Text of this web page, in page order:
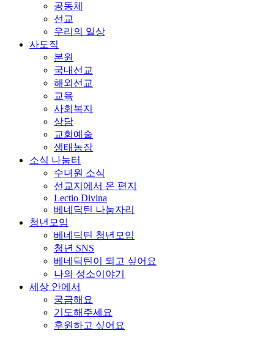
공동체
선교
우리의 일상
사도직
본원
국내선교
해외선교
교육
사회복지
상담
교회예술
생태농장
소식 나눔터
수녀원 소식
선교지에서 온 편지
Lectio Divina
베네딕틴 나눔자리
청년모임
베네딕틴 청년모임
청년 SNS
베네딕틴이 되고 싶어요
나의 성소이야기
세상 안에서
궁금해요
기도해주세요
후원하고 싶어요